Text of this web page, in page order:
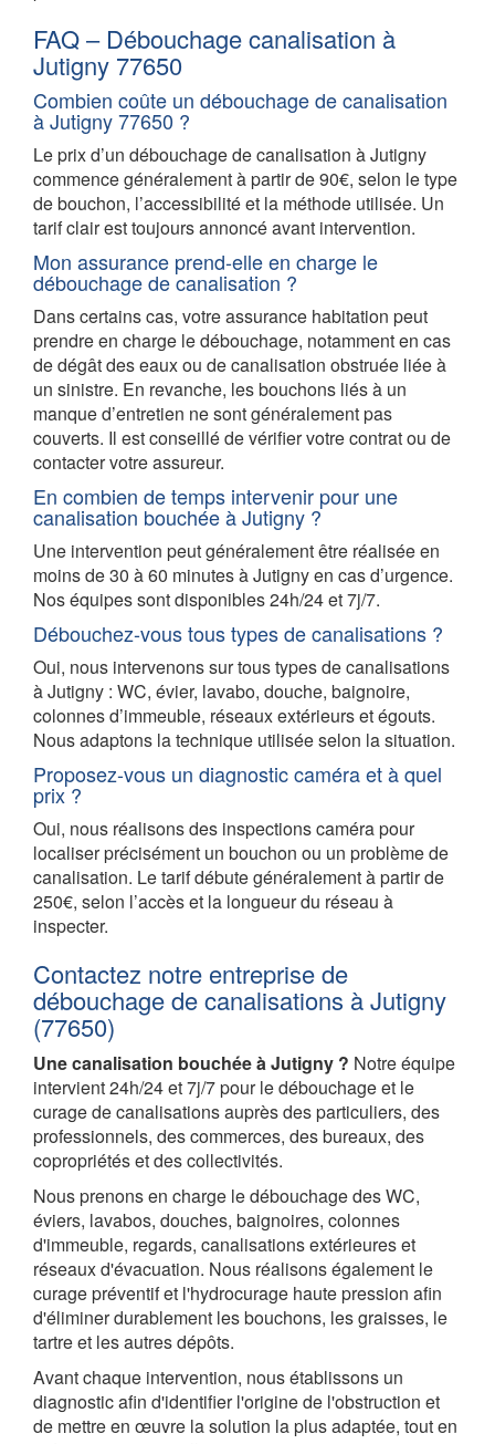
FAQ – Débouchage canalisation à
Jutigny 77650
Combien coûte un débouchage de canalisation
à Jutigny 77650 ?
Le prix d’un débouchage de canalisation à Jutigny
commence généralement à partir de 90€, selon le type
de bouchon, l’accessibilité et la méthode utilisée. Un
tarif clair est toujours annoncé avant intervention.
Mon assurance prend-elle en charge le
débouchage de canalisation ?
Dans certains cas, votre assurance habitation peut
prendre en charge le débouchage, notamment en cas
de dégât des eaux ou de canalisation obstruée liée à
un sinistre. En revanche, les bouchons liés à un
manque d’entretien ne sont généralement pas
couverts. Il est conseillé de vérifier votre contrat ou de
contacter votre assureur.
En combien de temps intervenir pour une
canalisation bouchée à Jutigny ?
Une intervention peut généralement être réalisée en
moins de 30 à 60 minutes à Jutigny en cas d’urgence.
Nos équipes sont disponibles 24h/24 et 7j/7.
Débouchez-vous tous types de canalisations ?
Oui, nous intervenons sur tous types de canalisations
à Jutigny : WC, évier, lavabo, douche, baignoire,
colonnes d’immeuble, réseaux extérieurs et égouts.
Nous adaptons la technique utilisée selon la situation.
Proposez-vous un diagnostic caméra et à quel
prix ?
Oui, nous réalisons des inspections caméra pour
localiser précisément un bouchon ou un problème de
canalisation. Le tarif débute généralement à partir de
250€, selon l’accès et la longueur du réseau à
inspecter.
Contactez notre entreprise de
débouchage de canalisations à Jutigny
(77650)
Une canalisation bouchée à Jutigny ? Notre équipe
intervient 24h/24 et 7j/7 pour le débouchage et le
curage de canalisations auprès des particuliers, des
professionnels, des commerces, des bureaux, des
copropriétés et des collectivités.
Nous prenons en charge le débouchage des WC,
éviers, lavabos, douches, baignoires, colonnes
d'immeuble, regards, canalisations extérieures et
réseaux d'évacuation. Nous réalisons également le
curage préventif et l'hydrocurage haute pression afin
d'éliminer durablement les bouchons, les graisses, le
tartre et les autres dépôts.
Avant chaque intervention, nous établissons un
diagnostic afin d'identifier l'origine de l'obstruction et
de mettre en œuvre la solution la plus adaptée, tout en